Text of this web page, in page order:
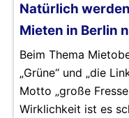
Natürlich
Mieten in Berlin
Beim Thema
„Grüne“ und „die
Motto „große
Wirklichkeit ist es